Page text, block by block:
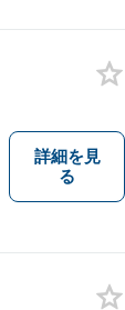
詳細を見
る